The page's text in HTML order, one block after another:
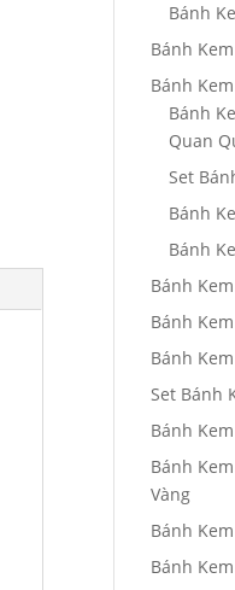
Bánh
Bánh
Bánh Kem
Bánh
Quan
Set
Bánh
Bánh
Bánh
Bánh
Bánh
Set Bánh
Bánh
Bánh
Vàng
Bánh
Bánh